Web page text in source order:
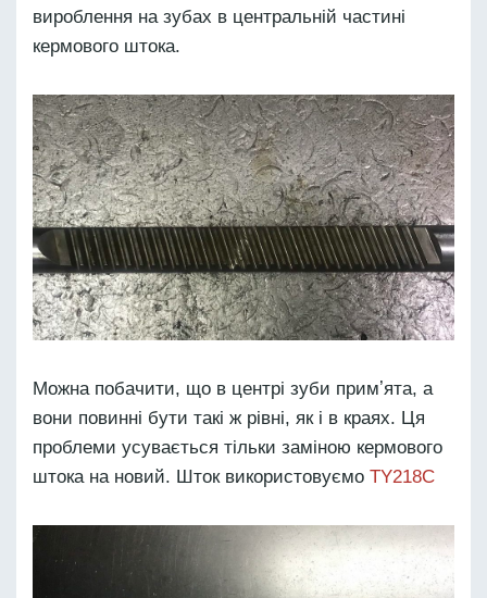
вироблення на зубах в центральній частині
кермового штока.
Можна побачити, що в центрі зуби примʼята, а
вони повинні бути такі ж рівні, як і в краях. Ця
проблеми усувається тільки заміною кермового
штока на новий. Шток використовуємо TY218C